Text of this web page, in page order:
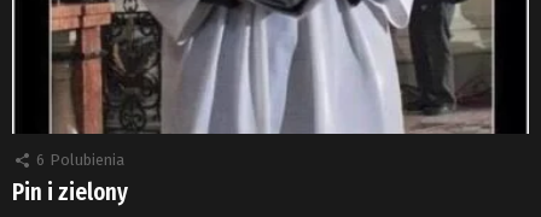
6 Polubienia
Pin i zielony